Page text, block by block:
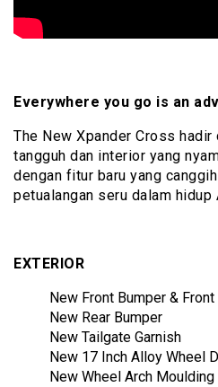
Everywhere you go is an
The New Xpander Cross
tangguh dan interior yang
dengan fitur baru yang
petualangan seru dalam hidup
EXTERIOR
New Front Bumper &
New Rear Bumper
New Tailgate Garnish
New 17 Inch Alloy Wheel
New Wheel Arch